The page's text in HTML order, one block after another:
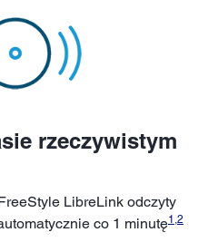
rzeczywistym
LibreLink odczyty
co 1 minutę1 ,2